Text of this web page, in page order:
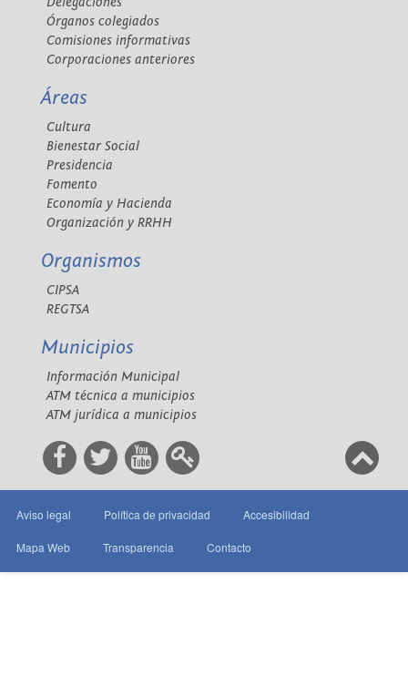
Órganos colegiados
Comisiones informativas
Corporaciones anteriores
Áreas
Cultura
Bienestar Social
Presidencia
Fomento
Economía y Hacienda
Organización y RRHH
Organismos
CIPSA
REGTSA
Municipios
Información Municipal
ATM técnica a municipios
ATM jurídica a municipios
Aviso legal Política de privacidad Accesibilidad
Mapa Web Transparencia Contacto